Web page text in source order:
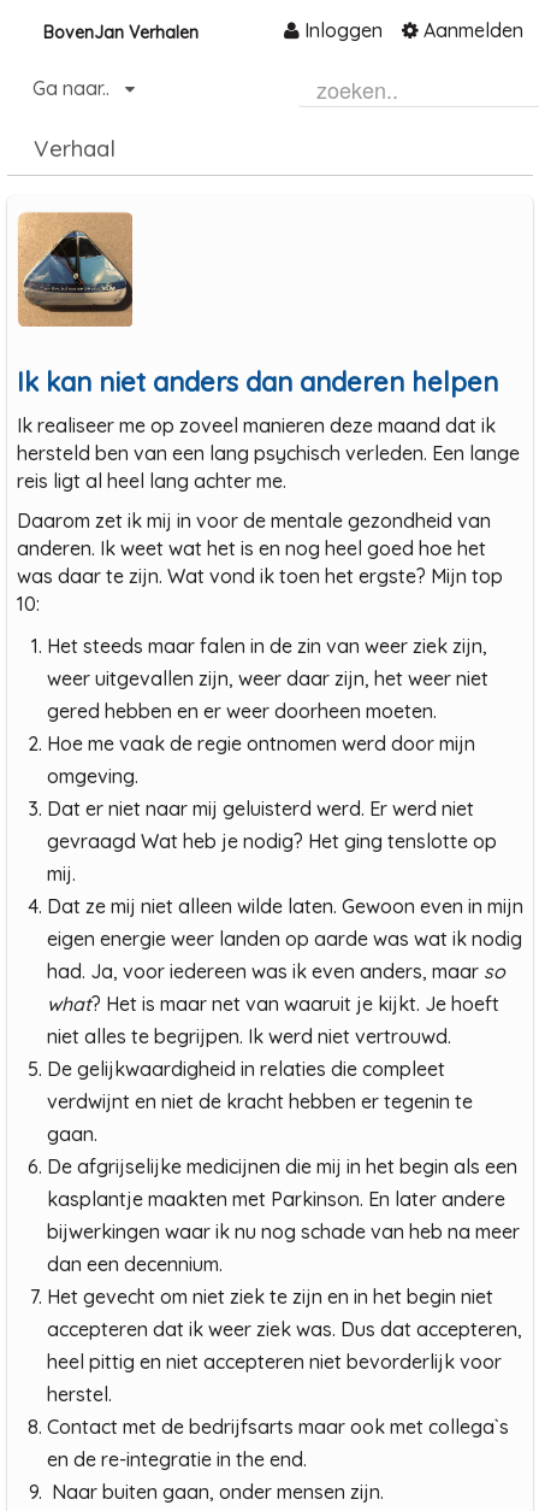
Naar content
Inloggen Aanmelden
BovenJan Verhalen
Home
Community
Hulp en ondersteuning
Over ons platform
Ga naar..
Verhaal
Ik kan niet anders dan anderen helpen
Ik realiseer me op zoveel manieren deze maand dat ik
hersteld ben van een lang psychisch verleden. Een lange
reis ligt al heel lang achter me.
Daarom zet ik mij in voor de mentale gezondheid van
anderen. Ik weet wat het is en nog heel goed hoe het
was daar te zijn. Wat vond ik toen het ergste? Mijn top
10:
Het steeds maar falen in de zin van weer ziek zijn,
weer uitgevallen zijn, weer daar zijn, het weer niet
gered hebben en er weer doorheen moeten.
Hoe me vaak de regie ontnomen werd door mijn
omgeving.
Dat er niet naar mij geluisterd werd. Er werd niet
gevraagd Wat heb je nodig? Het ging tenslotte op
mij.
Dat ze mij niet alleen wilde laten. Gewoon even in mijn
eigen energie weer landen op aarde was wat ik nodig
had. Ja, voor iedereen was ik even anders, maar so
what? Het is maar net van waaruit je kijkt. Je hoeft
niet alles te begrijpen. Ik werd niet vertrouwd.
De gelijkwaardigheid in relaties die compleet
verdwijnt en niet de kracht hebben er tegenin te
gaan.
De afgrijselijke medicijnen die mij in het begin als een
kasplantje maakten met Parkinson. En later andere
bijwerkingen waar ik nu nog schade van heb na meer
dan een decennium.
Het gevecht om niet ziek te zijn en in het begin niet
accepteren dat ik weer ziek was. Dus dat accepteren,
heel pittig en niet accepteren niet bevorderlijk voor
herstel.
Contact met de bedrijfsarts maar ook met collega`s
en de re-integratie in the end.
Naar buiten gaan, onder mensen zijn.